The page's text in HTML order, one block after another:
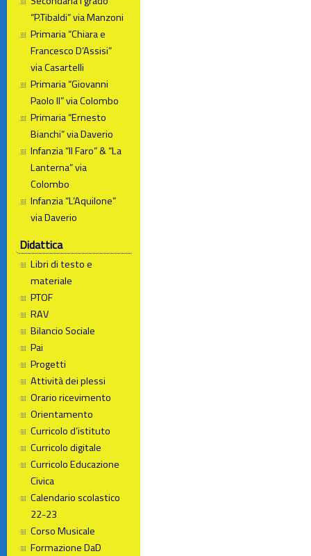
“P.Tibaldi” via Manzoni
Primaria “Chiara e
Francesco D’Assisi”
via Casartelli
Primaria “Giovanni
Paolo II” via Colombo
Primaria “Ernesto
Bianchi” via Daverio
Infanzia “Il Faro” & “La
Lanterna” via
Colombo
Infanzia “L’Aquilone”
via Daverio
Didattica
Libri di testo e
materiale
PTOF
RAV
Bilancio Sociale
Pai
Progetti
Attività dei plessi
Orario ricevimento
Orientamento
Curricolo d’istituto
Curricolo digitale
Curricolo Educazione
Civica
Calendario scolastico
22-23
Corso Musicale
Formazione DaD